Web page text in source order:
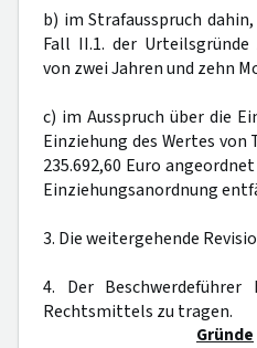
b) im Strafausspruch
Fall II.1. der
von zwei Jahren und zehn
c) im Ausspruch über die
Einziehung des Wertes
235.692,60 Euro
Einziehungsanordnung
3. Die weitergehende
4. Der
Rechtsmittels zu tragen.
Gründe